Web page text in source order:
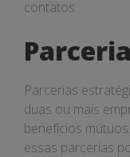
contatos.
Parcerias
duas ou mais
benefícios
essas parcerias